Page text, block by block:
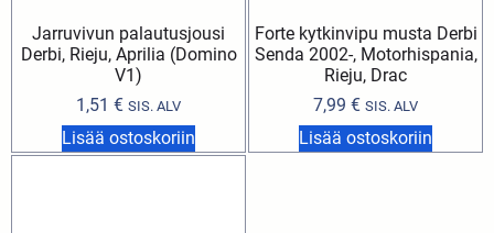
Jarruvivun palautusjousi
Derbi, Rieju, Aprilia (Domino
V1)
1,51 € SIS. ALV
Lisää ostoskoriin
Forte kytkinvipu musta Derbi
Senda 2002-, Motorhispania,
Rieju, Drac
7,99 € SIS. ALV
Lisää ostoskoriin